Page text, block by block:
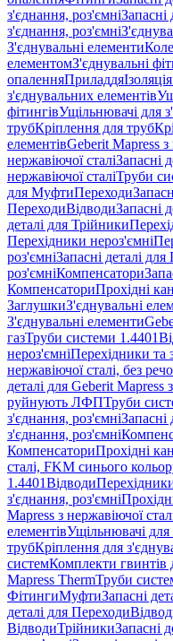
з'єднання, роз'ємніЗапасні
з'єднання, роз'ємні
З'єднувальні елементи
елементомЗ'єднувальні
опаленняПриладдя
з'єднувальних елементів
фітингівУщільнювачі для
трубКріплення для труб
елементівGeberit Mapress з
нержавіючої сталіЗапасні
нержавіючої сталіТруби
для МуфтиПереходи
ПереходиВідводиЗапасні
деталі для Трійники
Перехідники нероз'ємні
роз'ємніЗапасні деталі
роз'ємніКомпенсатори
КомпенсаториПрохідні
ЗаглушкиЗ'єднувальні
З'єднувальні елементи
газТруби системи 1.4401
нероз'ємніПерехідники та
нержавіючої сталі, без
деталі для Geberit Mapress
руйнують ЛФПТруби
з'єднання, роз'ємніЗапасні
з'єднання, роз'ємні
КомпенсаториПрохідні
сталі, FKM синього
1.4401Відводи
з'єднання, роз'ємні
Mapress з нержавіючої
елементівУщільнювачі для
трубКріплення для
системКомплекти гвинтів
Mapress ThermТруби
ФітингиМуфтиЗапасні
деталі для Переходи
ВідводиТрійникиЗапасні